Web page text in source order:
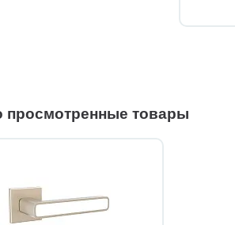
просмотренные товары